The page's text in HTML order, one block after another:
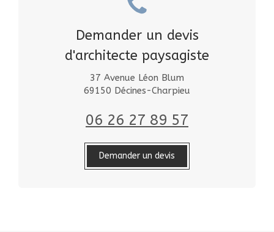
Demander un devis
d'architecte paysagiste
37 Avenue Léon Blum
69150 Décines-Charpieu
06 26 27 89 57
Demander un devis